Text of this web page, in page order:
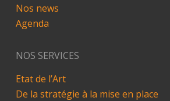
Nos news
Agenda
NOS SERVICES
Etat de l’Art
De la stratégie à la mise en place